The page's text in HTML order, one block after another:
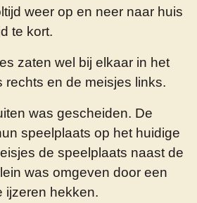
weer op en neer naar huis
te kort.
zaten wel bij elkaar in het
rechts en de meisjes links.
was gescheiden. De
speelplaats op het huidige
de speelplaats naast de
was omgeven door een
ijzeren hekken.